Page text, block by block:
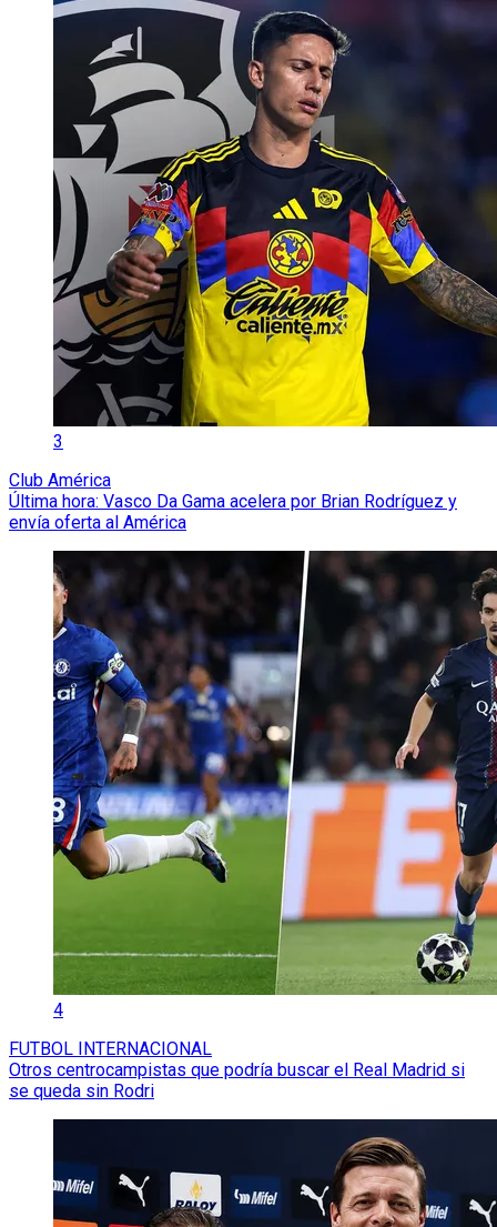
3
Club América
Última hora: Vasco Da Gama acelera por Brian Rodríguez y
envía oferta al América
4
FUTBOL INTERNACIONAL
Otros centrocampistas que podría buscar el Real Madrid si
se queda sin Rodri